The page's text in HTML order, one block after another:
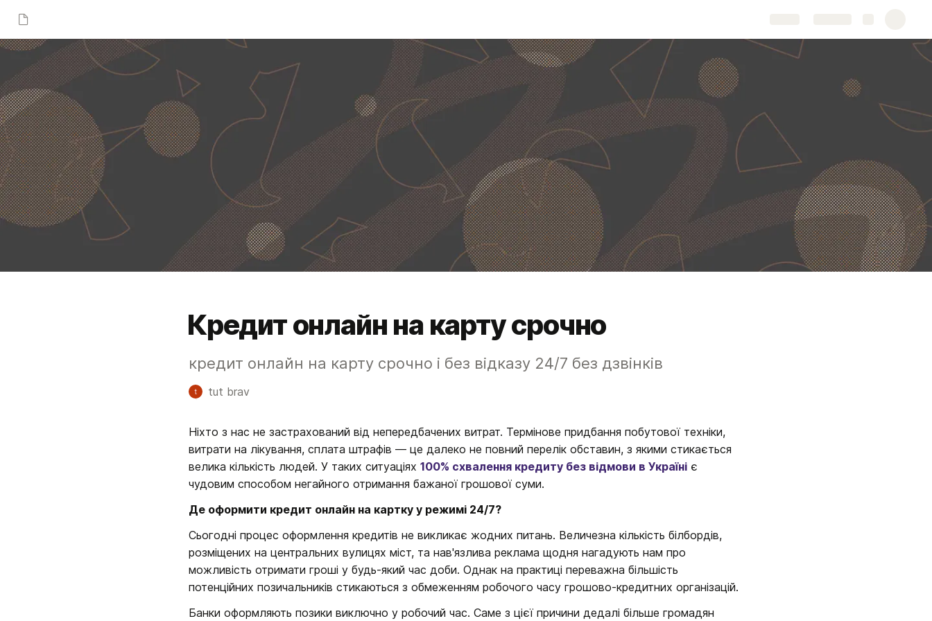
Кредит онлайн на карту срочно
кредит онлайн на карту срочно і без відказу 24/7 без дзвінків
tut brav
Ніхто з нас не застрахований від непередбачених витрат. Термінове придбання побутової техніки,
витрати на лікування, сплата штрафів — це далеко не повний перелік обставин, з якими стикається
велика кількість людей. У таких ситуаціях 100% схвалення кредиту без відмови в Україні є
чудовим способом негайного отримання бажаної грошової суми.
Де оформити кредит онлайн на картку у режимі 24/7?
Сьогодні процес оформлення кредитів не викликає жодних питань. Величезна кількість білбордів,
розміщених на центральних вулицях міст, та нав'язлива реклама щодня нагадують нам про
можливість отримати гроші у будь-який час доби. Однак на практиці переважна більшість
потенційних позичальників стикаються з обмеженням робочого часу грошово-кредитних організацій.
Банки оформляють позики виключно у робочий час. Саме з цієї причини дедалі більше громадян